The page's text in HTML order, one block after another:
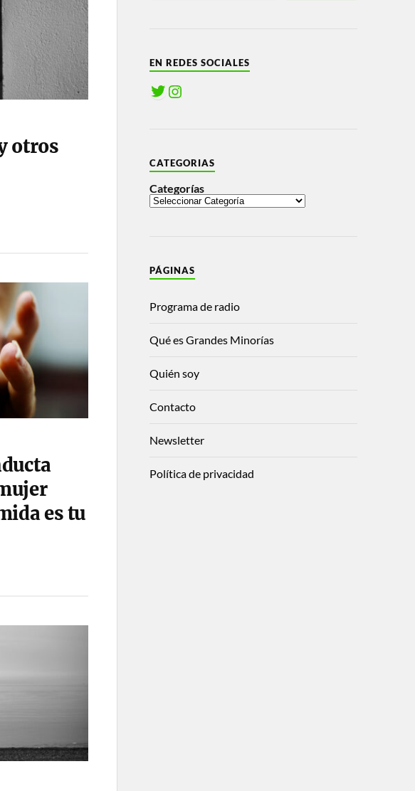
otros
es tu
EN REDES SOCIALES
CATEGORIAS
Categorías
PÁGINAS
Programa de radio
Qué es Grandes Minorías
Quién soy
Contacto
Newsletter
Política de privacidad